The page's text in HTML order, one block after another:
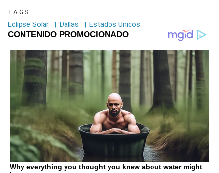
TAGS
Eclipse Solar | Dallas | Estados Unidos